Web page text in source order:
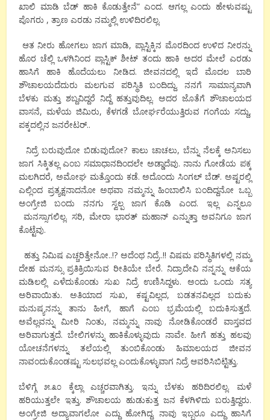
ಖಾಲಿ ಮಾಡಿ ಬೆಡ್ ಹಾಕಿ ಕೊಡುತ್ತೇನೆ” ಎಂದ. ಆಗಲ್ಲ ಎಂದು ಹೇಳುವಷ್ಟು
ಪೊಗರು , ತ್ರಾಣ ಎರಡು ನಮ್ಮಲ್ಲಿ ಉಳಿದಿರಲಿಲ್ಲ.
ಆತ ನೀರು ಹೋಗಲು ಜಾಗ ಮಾಡಿ, ಪ್ಲಾಸ್ಟಿಕ್ಕಿನ ಮೊರದಿಂದ ಉಳಿದ ನೀರನ್ನು
ಹೊರ ಚೆಲ್ಲಿ ಒಳಗಿನಿಂದ ಪ್ಲಾಸ್ಟಿಕ್ ಶೀಟ್ ತಂದು ಹಾಕಿ ಅದರ ಮೇಲೆ ಎರಡು
ಹಾಸಿಗೆ ಹಾಕಿ ಹೊದೆಯಲು ನೀಡಿದ. ಜೀವನದಲ್ಲಿ ಇದೆ ಮೊದಲ ಬಾರಿ
ಶೌಚಾಲಯದೆದುರು ಮಲಗುವ ಪರಿಸ್ಥಿತಿ ಬಂದಿದ್ದು. ನನಗೆ ಸಾಮಾನ್ಯವಾಗಿ
ಬೆಳಕು ಮತ್ತು ಶಬ್ದವಿದ್ದರೆ ನಿದ್ದೆ ಹತ್ತುವುದಿಲ್ಲ. ಅದರ ಜೊತೆಗೆ ಶೌಚಾಲಯದ
ವಾಸನೆ, ಮಳೆಯ ಜಿಮಿರು, ಕೆಳಗಡೆ ಬೋರ್ಘರೆಯುತ್ತಿರುವ ಗಂಗೆಯ ಸದ್ದು,
ಪಕ್ಕದಲ್ಲಿನ ಜನರೇಟರ್..
ನಿದ್ರೆ ಬರುವುದೋ ಬಿಡುವುದೋ? ಕಾಲು ಚಾಚಲು, ಬೆನ್ನು ನೆಲಕ್ಕೆ ಅನಿಸಲು
ಜಾಗ ಸಿಕ್ಕಿತಲ್ಲ ಎಂಬ ಸಮಾಧಾನದಿಂದಲೇ ಅಡ್ಡಾದೆವು. ನಾನು ಗೋಡೆಯ ಪಕ್ಕ
ಮಲಗಿದರೆ, ಅಮೋಘ ಮತ್ತೊಂದು ಕಡೆ. ಅದೊಂದು ಸಿಂಗಲ್ ಬೆಡ್. ಅಷ್ಟರಲ್ಲಿ
ಎಲ್ಲಿಂದ ಪ್ರತ್ಯಕ್ಷನಾದನೋ ಅಥವಾ ನಮ್ಮನ್ನು ಹಿಂಬಾಲಿಸಿ ಬಂದಿದ್ದನೋ ಒಬ್ಬ
ಅಂಗ್ರೇಜಿ ಬಂದು ನನಗು ಸ್ವಲ್ಪ ಜಾಗ ಕೊಡಿ ಎಂದ. ಇಲ್ಲ ಎನ್ನಲೂ
ಮನಸ್ಸಾಗಲಿಲ್ಲ. ಸರಿ, ಮೇರಾ ಭಾರತ್ ಮಹಾನ್ ಎನ್ನುತ್ತಾ ಅವನಿಗೂ ಜಾಗ
ಕೊಟ್ಟೆವು.
ಹತ್ತು ನಿಮಿಷ ಎಚ್ಚರಿತ್ತೇನೋ..!? ಅದೆಂಥ ನಿದ್ರೆ..!! ವಿಷಮ ಪರಿಸ್ಥಿತಿಗಳಲ್ಲಿ ನಮ್ಮ
ದೇಹ ಮನಸ್ಸು ಪ್ರತಿಕ್ರಿಯಿಸುವ ರೀತಿಯೇ ಬೇರೆ. ನಿದ್ರಾದೇವಿ ನನ್ನನ್ನು ಆಕೆಯ
ಮಡಿಲಲ್ಲಿ ಎಳೆದುಕೊಂಡು ಸುಖ ನಿದ್ರೆ ಉಣಿಸಿದ್ದಳು. ಅಂದು ಒಂದು ಸತ್ಯ
ಅರಿವಾಯಿತು. ಅತಿಯಾದ ಸುಖ, ಕಷ್ಟವಿಲ್ಲದ, ಬಡತನವಿಲ್ಲದ ಬದುಕು
ಮನುಷ್ಯನನ್ನು ತಾನು ಹೀಗೆ, ಹಾಗೆ ಎಂಬ ಭ್ರಮೆಯಲ್ಲಿ ಬದುಕಿಸುತ್ತದೆ.
ಅವೆಲ್ಲವನ್ನು ಮೀರಿ ನಿಂತು, ನಮ್ಮನ್ನು ನಾವು ನೋಡಿಕೊಂಡರೆ ವಾಸ್ತವದ
ಅರಿವಾಗುತ್ತದೆ. ಬೇಲಿಗಳನ್ನು ಹಾಕಿಕೊಳ್ಳುವುದು ನಾವೇ. ಹೀಗೆ ಹತ್ತು ಹಲವು
ಯೋಚನೆಗಳನ್ನು ತಲೆಯಲ್ಲಿ ತುಂಬಿಕೊಂಡು ಹಿಮಾಲಯದ ಜೀವನ
ನಾವಂದುಕೊಂಡಷ್ಟು ಸುಲಭವಲ್ಲ ಎಂದುಕೊಳ್ಳುವಾಗ ನಿದ್ರೆ ಆವರಿಸಿಬಿಟ್ಟಿತ್ತು.
ಬೆಳಿಗ್ಗೆ ೫.೩೦ ಕ್ಕೆಲ್ಲಾ ಎಚ್ಚರವಾಗಿತ್ತು. ಇನ್ನು ಬೆಳಕು ಹರಿದಿರಲಿಲ್ಲ. ಮಳೆ
ಹರಿಯುತ್ತಲೇ ಇತ್ತು. ಶೌಚಾಲಯ ಹುಡುಕುತ್ತ ಜನ ಕೆಳಗಿಳಿದು ಬರುತ್ತಿದ್ದರು.
ಅಂಗ್ರೇಜಿ ಅದ್ಯಾವಾಗಲೋ ಎದ್ದು ಹೋಗಿದ್ದ. ನಾವು ಇಬ್ಬರೂ ಎದ್ದು ಹಾಸಿಗೆ